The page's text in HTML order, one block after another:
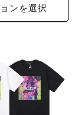
価
格
ンを選択